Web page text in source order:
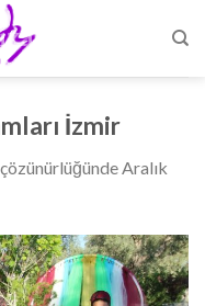
İzmir
çözünürlüğündeAralık